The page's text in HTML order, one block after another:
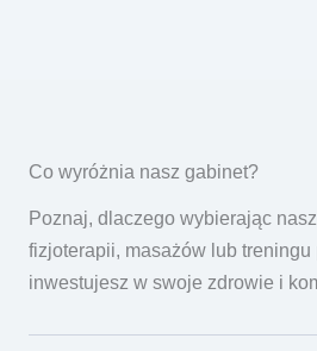
Co wyróżnia nasz gabinet?
Poznaj, dlaczego wybierając
fizjoterapii, masażów lub
inwestujesz w swoje zdrowie i